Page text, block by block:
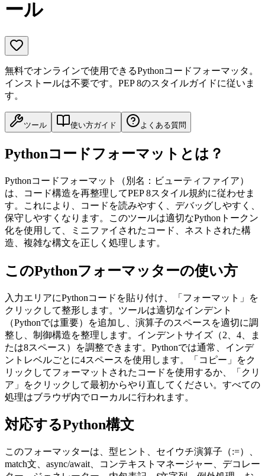
ール
無料でオンラインで使用できるPythonコードフォーマッタ。
インストールは不要です。PEP 8のスタイルガイドに従いま
す。
ツール 使い方ガイド よくある質問
Pythonコードフォーマットとは？
Pythonコードフォーマット（別名：ビューティファイア）
は、コード構造を再整理してPEP 8スタイル規約に従わせま
す。これにより、コードを読みやすく、デバッグしやすく、
保守しやすくなります。このツールは適切なPythonトークン
化を使用して、ミニファイされたコード、ネストされた構
造、複雑な構文を正しく処理します。
このPythonフォーマッターの使い方
入力エリアにPythonコードを貼り付け、「フォーマット」を
クリックして整形します。ツールは適切なインデント
（Pythonでは重要）を追加し、演算子のスペースを適切に調
整し、制御構造を整理します。インデントサイズ（2、4、ま
たは8スペース）を調整できます。Pythonでは通常、インデ
ントレベルごとに4スペースを使用します。「コピー」をク
リックしてフォーマットされたコードを使用するか、「クリ
ア」をクリックして最初からやり直してください。すべての
処理はブラウザ内でローカルに行われます。
対応するPython構文
このフォーマッターは、型ヒント、セイウチ演算子（:=）、
match文、async/await、コンテキストマネージャー、デコレー